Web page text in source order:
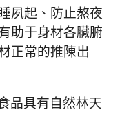
夙起、防止熬夜
助于身材各臟腑
正常的推陳出
品具有自然林天